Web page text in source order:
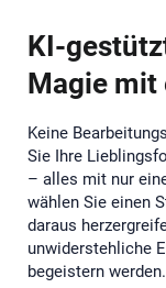
KI-
Magie mit
Keine
Sie Ihre
– alles mit nur
wählen Sie einen
daraus
unwiderstehliche
begeistern werden.